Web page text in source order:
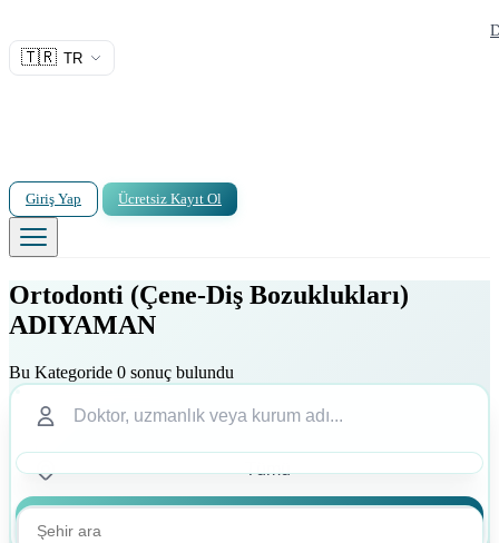
🇹🇷 TR
Giriş Yap Ücretsiz Kayıt Ol
Ortodonti (Çene-Diş Bozuklukları)
ADIYAMAN
Bu Kategoride 0 sonuç bulundu